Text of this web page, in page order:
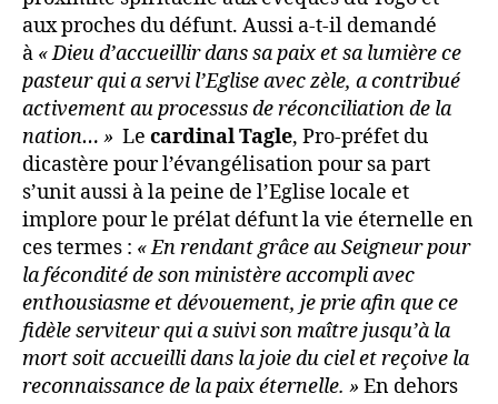
aux proches du défunt. Aussi a-t-il demandé
à « Dieu d’accueillir dans sa paix et sa lumière ce
pasteur qui a servi l’Eglise avec zèle, a contribué
activement au processus de réconciliation de la
nation… » Le cardinal Tagle, Pro-préfet du
dicastère pour l’évangélisation pour sa part
s’unit aussi à la peine de l’Eglise locale et
implore pour le prélat défunt la vie éternelle en
ces termes : « En rendant grâce au Seigneur pour
la fécondité de son ministère accompli avec
enthousiasme et dévouement, je prie afin que ce
fidèle serviteur qui a suivi son maître jusqu’à la
mort soit accueilli dans la joie du ciel et reçoive la
reconnaissance de la paix éternelle. » En dehors